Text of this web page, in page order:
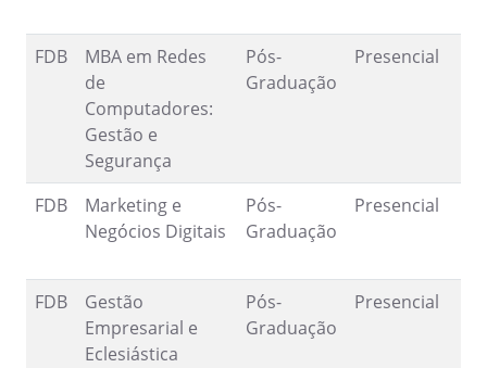
FDB
MBA em Redes
de
Computadores:
Gestão e
Segurança
Pós-
Graduação
Presencial
FDB
Marketing e
Negócios Digitais
Pós-
Graduação
Presencial
FDB
Gestão
Empresarial e
Eclesiástica
Pós-
Graduação
Presencial